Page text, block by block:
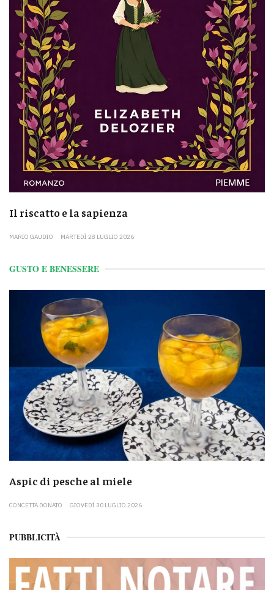
Il riscatto e la sapienza
MARIO GAUDIO MARTEDÌ 28 LUGLIO 2026
GUSTO E BENESSERE
Aspic di pesche al miele
CONCETTA DONATO GIOVEDÌ 30 LUGLIO 2026
PUBBLICITÀ